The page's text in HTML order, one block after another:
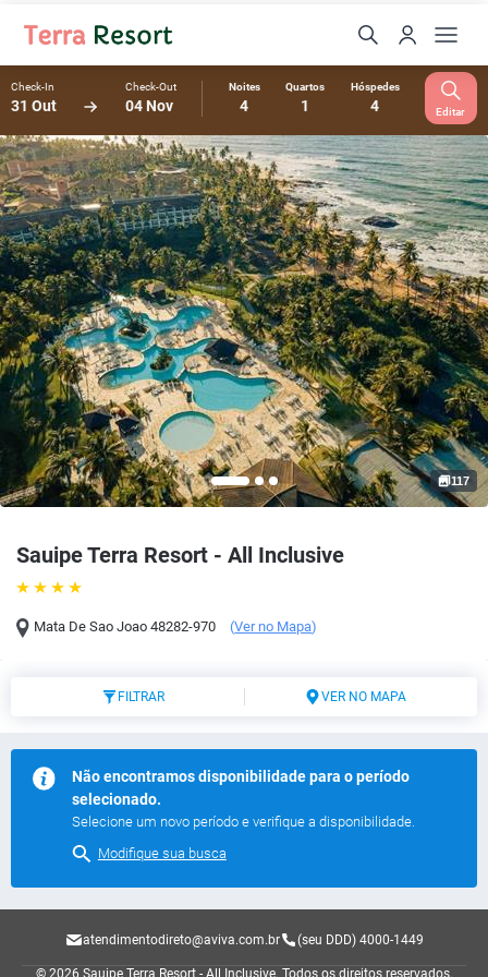
Check-In
31 Out
Check-Out
04 Nov
Noites
4
Quartos
1
Hóspedes
4 Editar
Sauipe Terra Resort - All Inclusive
Mata De Sao Joao 48282-970 (Ver no Mapa)
117
FILTRAR VER NO MAPA
Não encontramos disponibilidade para o período
selecionado.
Selecione um novo período e verifique a disponibilidade.
Modifique sua busca
atendimentodireto@aviva.com.br (seu DDD) 4000-1449
© 2026 Sauipe Terra Resort - All Inclusive. Todos os direitos reservados.